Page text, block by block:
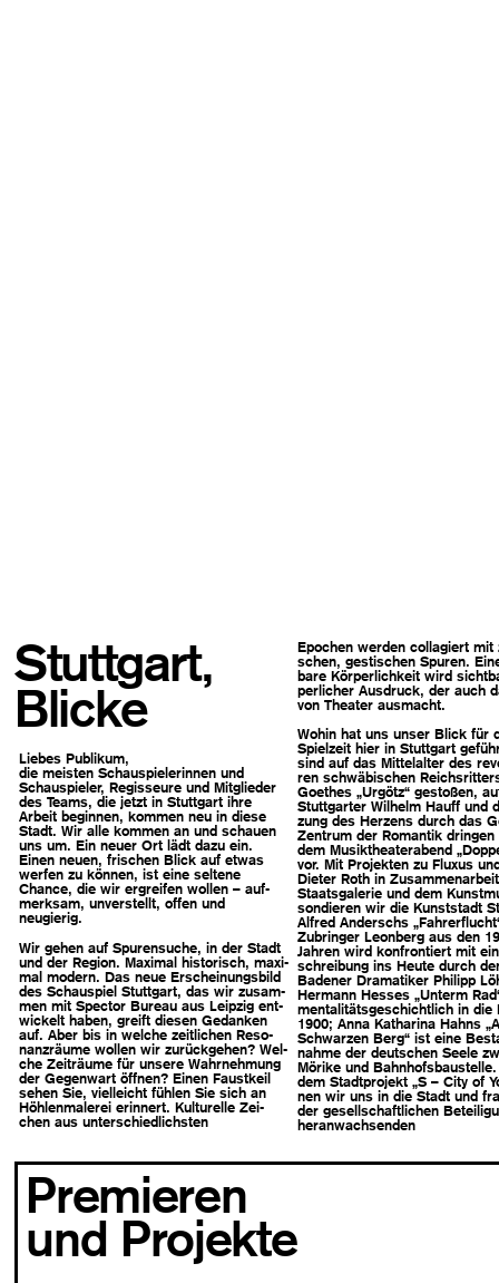
Stuttgart,
Blicke
Lie­bes Publikum,
die meis­ten Schau­spie­le­rin­nen und
Schau­spie­ler, Regis­seure und Mit­glie­der
des Teams, die jetzt in Stutt­gart ihre
Arbeit begin­nen, kom­men neu in diese
Stadt. Wir alle kom­men an und schauen
uns um. Ein neuer Ort lädt dazu ein.
Einen neuen, fri­schen Blick auf etwas
wer­fen zu kön­nen, ist eine sel­tene
Chance, die wir ergrei­fen wol­len – auf­
merk­sam, unver­stellt, offen und
neugierig.
Wir gehen auf Spu­ren­su­che, in der Stadt
und der Region. Maxi­mal his­to­risch, maxi­
mal modern. Das neue Erschei­nungs­bild
des Schau­spiel Stutt­gart, das wir zusam­
men mit Spec­tor Bureau aus Leip­zig ent­
wi­ckelt haben, greift die­sen Gedan­ken
auf. Aber bis in wel­che zeitlichen Reso­
nanz­räume wol­len wir zurück­ge­hen? Wel­
che Zeit­räume für unsere Wahr­neh­mung
der Gegen­wart öff­nen? Einen Faust­keil
sehen Sie, viel­leicht füh­len Sie sich an
Höh­len­ma­le­rei erin­nert. Kul­tu­relle Zei­
chen aus unter­schied­lichs­ten
Epo­chen wer­den col­la­giert
schen, ges­ti­schen Spu­ren.
bare Kör­per­lich­keit wird
per­li­cher Aus­druck, der auch
von Thea­ter aus­macht.
Wohin hat uns unser Blick für
Spiel­zeit hier in Stutt­gart
sind auf das Mit­tel­al­ter des
ren schwä­bi­schen
Goethes „Urgötz“ gesto­ßen,
Stutt­gar­ter Wil­helm Hauff und
zung des Her­zens durch das
Zen­trum der Roman­tik
dem Musik­thea­ter­abend
vor. Mit Pro­jek­ten zu Flu­xus
Dieter Roth in Zusam­men­ar­beit
Staats­ga­le­rie und dem
son­die­ren wir die Kunst­stadt
Alfred Anderschs
Zubrin­ger Leon­berg aus den
Jahren wird kon­fron­tiert mit
schrei­bung ins Heute durch
Bade­ner Dra­ma­ti­ker Philipp
Hermann Hes­ses „Unterm
men­ta­li­täts­ge­schicht­lich in die
1900; Anna Katha­rina Hahns
Schwar­zen Berg“ ist eine
nahme der deut­schen Seele
Mörike und Bahnhofsbau­stelle.
dem Stadt­pro­jekt „S – City of
nen wir uns in die Stadt und
der gesell­schaft­li­chen
her­an­wach­sen­den
Premieren
und Projekte